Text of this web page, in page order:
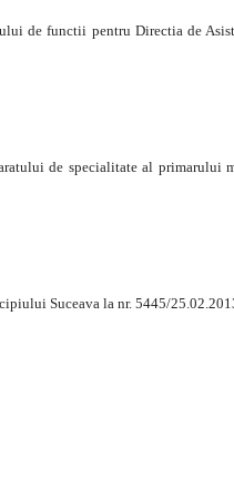
de functii pentru Directia de
de specialitate al primarului
Suceava la nr. 5445/